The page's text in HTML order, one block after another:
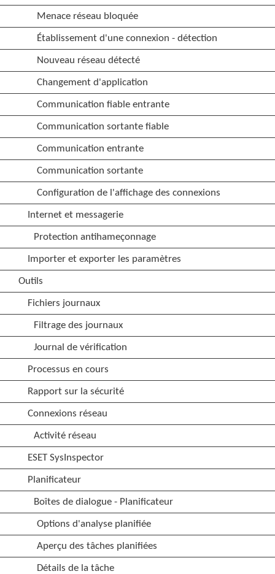
Menace réseau bloquée
Établissement d'une connexion - détection
Nouveau réseau détecté
Changement d'application
Communication fiable entrante
Communication sortante fiable
Communication entrante
Communication sortante
Configuration de l'affichage des connexions
Internet et messagerie
Protection antihameçonnage
Importer et exporter les paramètres
Outils
Fichiers journaux
Filtrage des journaux
Journal de vérification
Processus en cours
Rapport sur la sécurité
Connexions réseau
Activité réseau
ESET SysInspector
Planificateur
Boîtes de dialogue - Planificateur
Options d'analyse planifiée
Aperçu des tâches planifiées
Détails de la tâche